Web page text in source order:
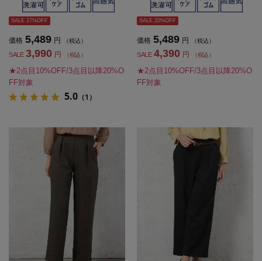
SALE 27%OFF
価格 5,489 円 （税込）
SALE 3,990 円 （税込）
★2点目10%OFF/3点目以降20%O
FF対象
5.0 （1）
ィース】
SALE 20%OFF
価格 5,489 円 （税込）
SALE 4,390 円 （税込）
★2点目10%OFF/3点目以降20%O
FF対象